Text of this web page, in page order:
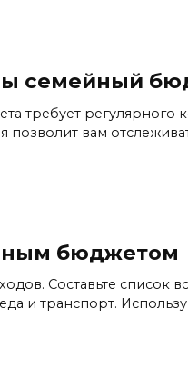
семейный
требует регулярного
позволит вам
бюджетом
Составьте список
и транспорт.